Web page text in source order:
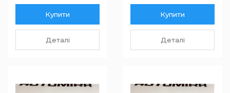
Купити
Деталі
Купити
Деталі